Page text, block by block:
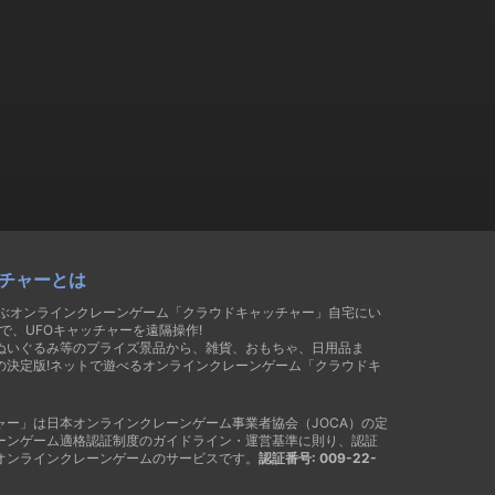
ャーとは
オンラインクレーンゲーム「クラウドキャッチャー」自宅にい
、UFOキャッチャーを遠隔操作!
いぐるみ等のプライズ景品から、雑貨、おもちゃ、日用品ま
決定版!ネットで遊べるオンラインクレーンゲーム「クラウドキ
ー」は日本オンラインクレーンゲーム事業者協会（JOCA）の定
ンゲーム適格認証制度のガイドライン・運営基準に則り、認証
ラインクレーンゲームのサービスです。 認証番号: 009-22-